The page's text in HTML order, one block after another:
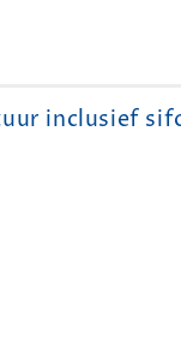
inclusief